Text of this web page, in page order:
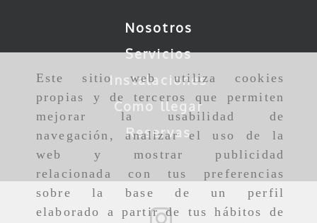
Este sitio web utiliza cookies
propias y de terceros que permiten
mejorar la usabilidad de
navegación, analizar el uso de la
web y mostrar publicidad
relacionada con tus preferencias
sobre la base de un perfil
elaborado a partir de tus hábitos de
Nosotros
Servicios
Instalaciones
Como llegar
Reservas